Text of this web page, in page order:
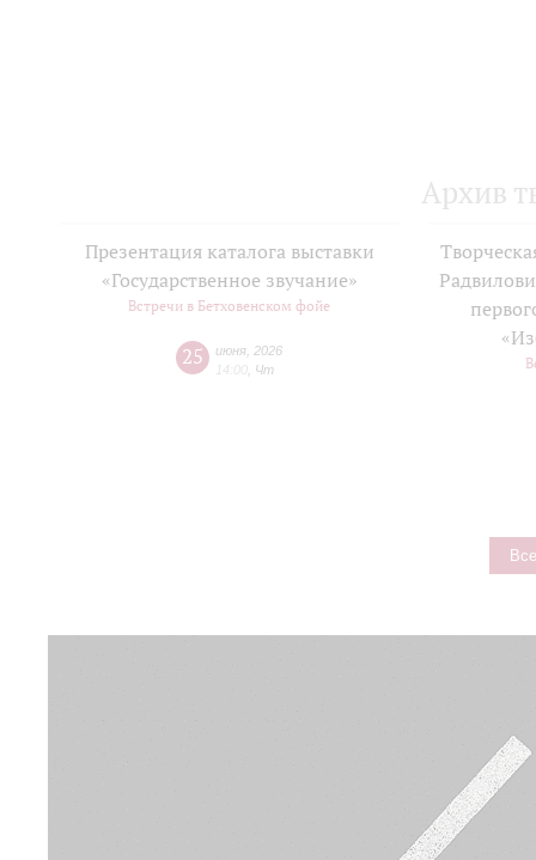
Архив
Презентация каталога выставки
«Государственное звучание»
Встречи в Бетховенском фойе
25 июня 2026
14:00 Чт